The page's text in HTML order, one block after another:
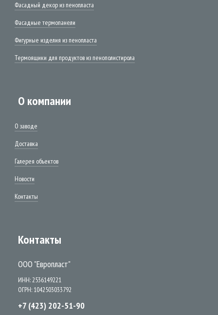
Фасадный декор из пенопласта
Фасадные термопанели
Фигурные изделия из пенопласта
Термоящики для продуктов из пенополистирола
О компании
О заводе
Доставка
Галерея объектов
Новости
Контакты
Контакты
ООО "Европласт"
ИНН: 2536149221
ОГРН: 1042503033792
+7 (423) 202-51-90